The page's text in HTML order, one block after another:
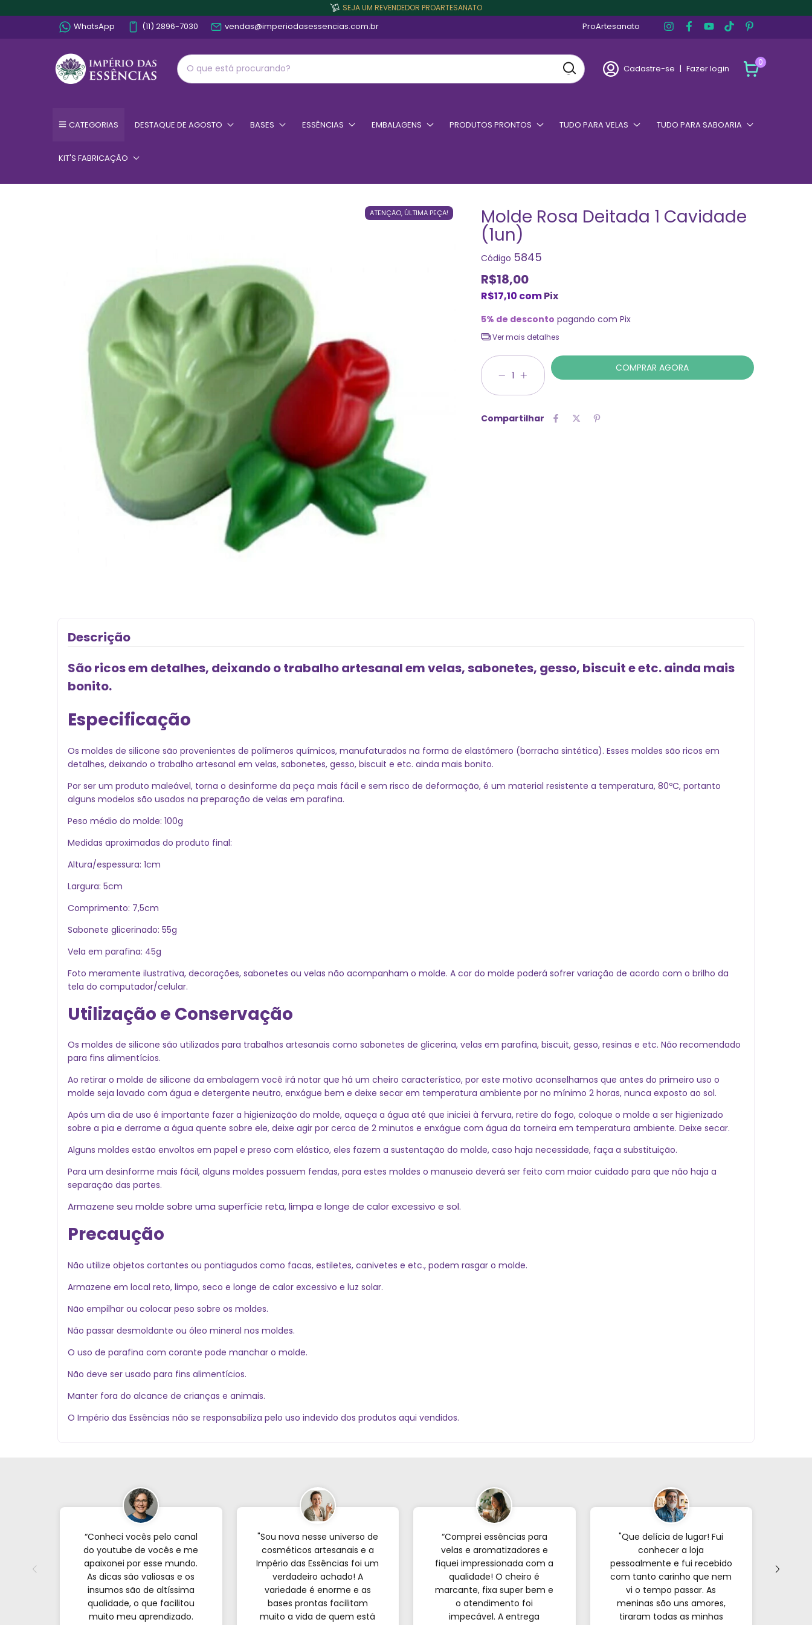
SEJA UM REVENDEDOR PROARTESANATO
WhatsApp (11) 2896-7030 vendas@imperiodasessencias.com.br ProArtesanato
Cadastre-se | Fazer login
0
CATEGORIAS DESTAQUE DE AGOSTO BASES ESSÊNCIAS EMBALAGENS PRODUTOS PRONTOS TUDO PARA VELAS TUDO PARA SABOARIA
KIT'S FABRICAÇÃO
ATENÇÃO, ÚLTIMA PEÇA! Molde Rosa Deitada 1 Cavidade
(1un)
Código 5845
R$18,00
R$17,10 comPix
5% de desconto pagando com Pix
Ver mais detalhes
Compartilhar
Descrição
São ricos em detalhes, deixando o trabalho artesanal em velas, sabonetes, gesso, biscuit e etc. ainda mais
bonito.
Especificação
Os moldes de silicone são provenientes de polímeros químicos, manufaturados na forma de elastômero (borracha sintética). Esses moldes são ricos em
detalhes, deixando o trabalho artesanal em velas, sabonetes, gesso, biscuit e etc. ainda mais bonito.
Por ser um produto maleável, torna o desinforme da peça mais fácil e sem risco de deformação, é um material resistente a temperatura, 80ºC, portanto
alguns modelos são usados na preparação de velas em parafina.
Peso médio do molde: 100g
Medidas aproximadas do produto final:
Altura/espessura: 1cm
Largura: 5cm
Comprimento: 7,5cm
Sabonete glicerinado: 55g
Vela em parafina: 45g
Foto meramente ilustrativa, decorações, sabonetes ou velas não acompanham o molde. A cor do molde poderá sofrer variação de acordo com o brilho da
tela do computador/celular.
Utilização e Conservação
Os moldes de silicone são utilizados para trabalhos artesanais como sabonetes de glicerina, velas em parafina, biscuit, gesso, resinas e etc. Não recomendado
para fins alimentícios.
Ao retirar o molde de silicone da embalagem você irá notar que há um cheiro característico, por este motivo aconselhamos que antes do primeiro uso o
molde seja lavado com água e detergente neutro, enxágue bem e deixe secar em temperatura ambiente por no mínimo 2 horas, nunca exposto ao sol.
Após um dia de uso é importante fazer a higienização do molde, aqueça a água até que iniciei à fervura, retire do fogo, coloque o molde a ser higienizado
sobre a pia e derrame a água quente sobre ele, deixe agir por cerca de 2 minutos e enxágue com água da torneira em temperatura ambiente. Deixe secar.
Alguns moldes estão envoltos em papel e preso com elástico, eles fazem a sustentação do molde, caso haja necessidade, faça a substituição.
Para um desinforme mais fácil, alguns moldes possuem fendas, para estes moldes o manuseio deverá ser feito com maior cuidado para que não haja a
separação das partes.
Armazene seu molde sobre uma superfície reta, limpa e longe de calorexcessivo e sol.
Precaução
Não utilize objetos cortantes ou pontiagudos como facas, estiletes, canivetes e etc., podem rasgar o molde.
Armazene em local reto, limpo, seco e longe de calor excessivo e luz solar.
Não empilhar ou colocar peso sobre os moldes.
Não passar desmoldante ou óleo mineral nos moldes.
O uso de parafina com corante pode manchar o molde.
Não deve ser usado para fins alimentícios.
Manter fora do alcance de crianças e animais.
O Império das Essências não se responsabiliza pelo uso indevido dos produtos aqui vendidos.
“Conheci vocês pelo canal
do youtube de vocês e me
apaixonei por esse mundo.
As dicas são valiosas e os
insumos são de altíssima
qualidade, o que facilitou
muito meu aprendizado.
"Sou nova nesse universo de
cosméticos artesanais e a
Império das Essências foi um
verdadeiro achado! A
variedade é enorme e as
bases prontas facilitam
muito a vida de quem est
“Comprei essências para
velas e aromatizadores e
fiquei impressionada com a
qualidade! O cheiro é
marcante, fixa super bem e
o atendimento foi
impecável. A entrega
"Que delícia de lugar! Fui
conhecer a loja
pessoalmente e fui recebido
com tanto carinho que nem
vi o tempo passar. As
meninas são uns amores,
tiraram todas as minhas